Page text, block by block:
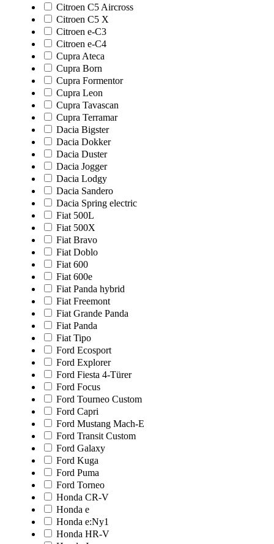
Citroen C5 Aircross
Citroen C5 X
Citroen e-C3
Citroen e-C4
Cupra Ateca
Cupra Born
Cupra Formentor
Cupra Leon
Cupra Tavascan
Cupra Terramar
Dacia Bigster
Dacia Dokker
Dacia Duster
Dacia Jogger
Dacia Lodgy
Dacia Sandero
Dacia Spring electric
Fiat 500L
Fiat 500X
Fiat Bravo
Fiat Doblo
Fiat 600
Fiat 600e
Fiat Panda hybrid
Fiat Freemont
Fiat Grande Panda
Fiat Panda
Fiat Tipo
Ford Ecosport
Ford Explorer
Ford Fiesta 4-Türer
Ford Focus
Ford Tourneo Custom
Ford Capri
Ford Mustang Mach-E
Ford Transit Custom
Ford Galaxy
Ford Kuga
Ford Puma
Ford Torneo
Honda CR-V
Honda e
Honda e:Ny1
Honda HR-V